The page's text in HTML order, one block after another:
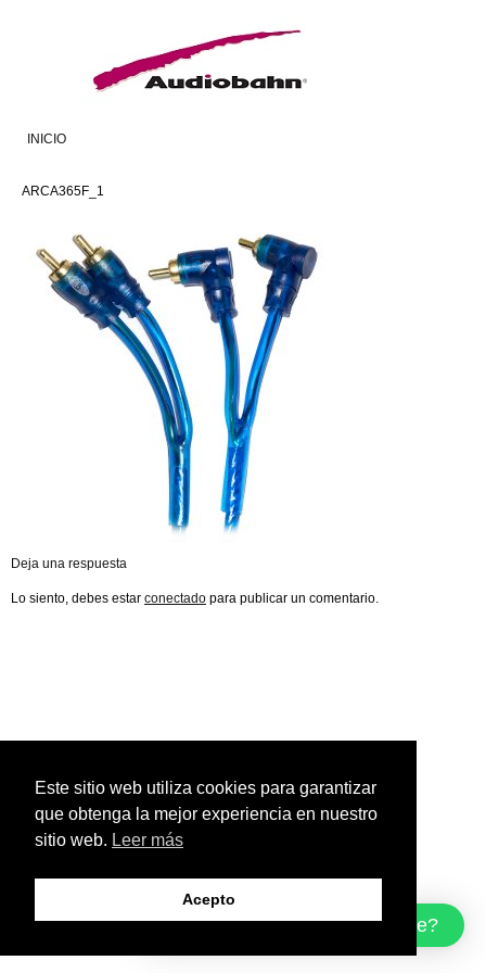
INICIO
ARCA365F_1
Deja una respuesta
Lo siento, debes estar conectado para publicar un comentario.
¿Cómo podemos ayudarte?
Este sitio web utiliza cookies para garantizar
que obtenga la mejor experiencia en nuestro
sitio web. Leer más
Acepto